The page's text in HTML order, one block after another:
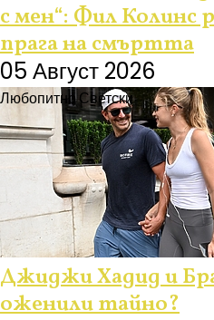
с мен“: Фил Колинс
прага на смъртта
05 Август 2026
ЛюбопитноСветски
Джиджи Хадид и
оженили тайно?